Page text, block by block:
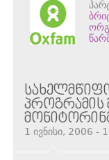
ᲞᲠᲝᲒᲠᲐᲛᲘᲡ
1 ივნისი, 2006 -